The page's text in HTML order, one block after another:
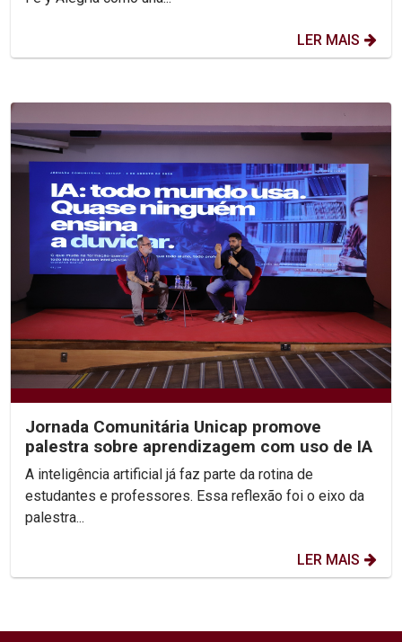
LER MAIS
Jornada Comunitária Unicap promove
palestra sobre aprendizagem com uso de IA
A inteligência artificial já faz parte da rotina de
estudantes e professores. Essa reflexão foi o eixo da
palestra...
LER MAIS